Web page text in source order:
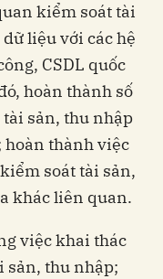
kiểm soát tài
liệu với các hệ
CSDL quốc
hoàn thành số
sản, thu nhập
hoàn thành việc
soát tài sản,
khác liên quan.
việc khai thác
sản, thu nhập;